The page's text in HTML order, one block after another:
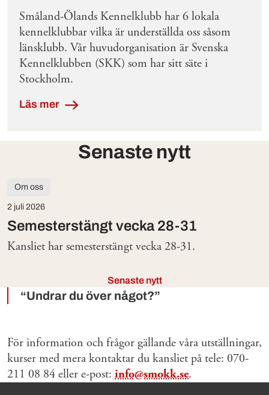
Småland-Ölands Kennelklubb har 6 lokala
kennelklubbar vilka är underställda oss såsom
länsklubb. Vår huvudorganisation är Svenska
Kennelklubben (SKK) som har sitt säte i
Stockholm.
Läs mer
Senaste nytt
Semesterstängt vecka 28-31
Om oss
2 juli 2026
Kansliet har semesterstängt vecka 28-31.
Senaste nytt
Undrar du över något?
För information och frågor gällande våra utställningar,
kurser med mera kontaktar du kansliet på tele: 070-
211 08 84 eller e-post: info@smokk.se.